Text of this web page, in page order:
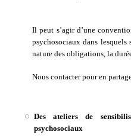
Il peut s’agir d’une
psychosociaux dans
nature des obligations, la
Nous contacter pour en
Des ateliers de
psychosociaux